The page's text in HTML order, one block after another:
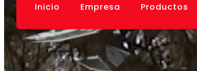
Inicio Empresa Productos